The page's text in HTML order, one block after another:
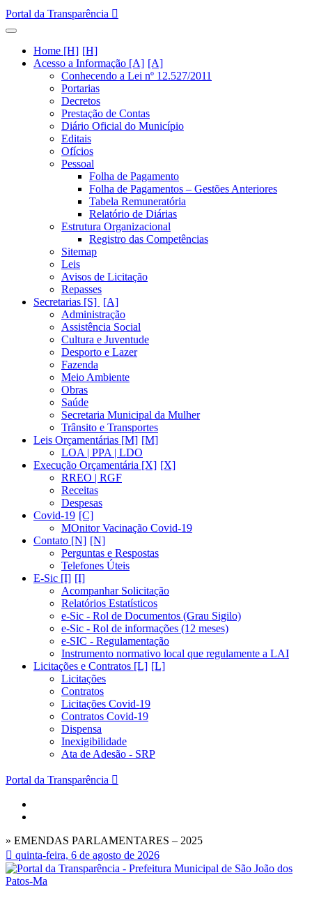
Portal da Transparência
Home [H]
Acesso a Informação [A]
Conhecendo a Lei nº 12.527/2011
Portarias
Decretos
Prestação de Contas
Diário Oficial do Município
Editais
Ofícios
Pessoal
Folha de Pagamento
Folha de Pagamentos – Gestões Anteriores
Tabela Remuneratória
Relatório de Diárias
Estrutura Organizacional
Registro das Competências
Sitemap
Leis
Avisos de Licitação
Repasses
Secretarias [S]
Administração
Assistência Social
Cultura e Juventude
Desporto e Lazer
Fazenda
Meio Ambiente
Obras
Saúde
Secretaria Municipal da Mulher
Trânsito e Transportes
Leis Orçamentárias [M]
LOA | PPA | LDO
Execução Orçamentária [X]
RREO | RGF
Receitas
Despesas
Covid-19
MOnitor Vacinação Covid-19
Contato [N]
Perguntas e Respostas
Telefones Úteis
E-Sic [I]
Acompanhar Solicitação
Relatórios Estatísticos
e-Sic - Rol de Documentos (Grau Sigilo)
e-Sic - Rol de informações (12 meses)
e-SIC - Regulamentação
Instrumento normativo local que regulamente a LAI
Licitações e Contratos [L]
Licitações
Contratos
Licitações Covid-19
Contratos Covid-19
Dispensa
Inexigibilidade
Ata de Adesão - SRP
Portal da Transparência
» EMENDAS PARLAMENTARES – 2025
quinta-feira, 6 de agosto de 2026